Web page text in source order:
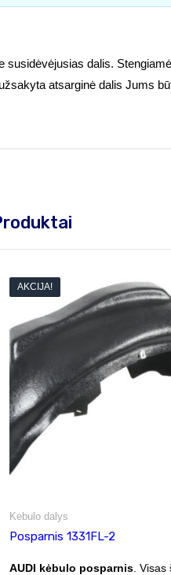
dalis.
atsarginė dalis Jums
AKCIJA!
Kėbulo dalys
Posparnis 1331FL-2
AUDI kėbulo posparnis .